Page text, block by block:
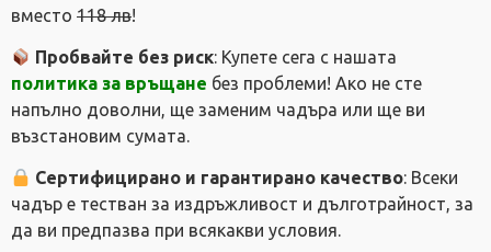
вместо 118 лв!
Пробвайте без риск: Купете сега с нашата
политика за връщане без проблеми! Ако не сте
напълно доволни, ще заменим чадъра или ще ви
възстановим сумата.
Сертифицирано и гарантирано качество: Всеки
чадър е тестван за издръжливост и дълготрайност, за
да ви предпазва при всякакви условия.